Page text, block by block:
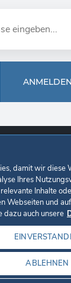
ANMELDEN
Onlineshop
Cookie-
damit wir diese
Ihres
Inhalte
Webseiten und
dazu auch unsere
ABLEHNEN